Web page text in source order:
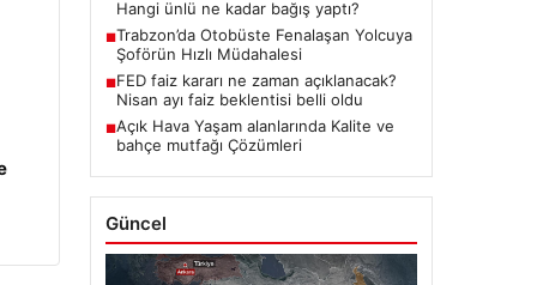
Hangi ünlü ne kadar bağış yaptı?
■Trabzon’da Otobüste Fenalaşan Yolcuya
Şoförün Hızlı Müdahalesi
■FED faiz kararı ne zaman açıklanacak?
Nisan ayı faiz beklentisi belli oldu
■Açık Hava Yaşam alanlarında Kalite ve
bahçe mutfağı Çözümleri
Güncel